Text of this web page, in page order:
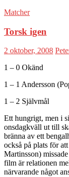
Matcher
Torsk igen
2 oktober, 2008
1 – 0 Okänd
1 – 1 Andersson
1 – 2 Självmål
Ett hungrigt, men i
onsdagkväll ut till
bränna av ett
också på plats för
Martinsson)
film är relationen
närvarande något